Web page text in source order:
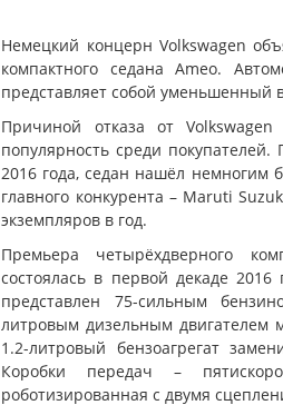
Немецкий концерн Volkswagen
компактного седана Ameo.
представляет собой уменьшенный
Причиной отказа от
популярность среди
2016 года, седан нашёл немногим
главного конкурента – Maruti
экземпляров в год.
Премьера четырёхдверного
состоялась в первой декаде
представлен 75-сильным
литровым дизельным
1.2-литровый бензоагрегат
Коробки передач –
роботизированная с двумя